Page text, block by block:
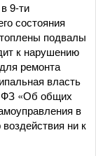
9-ти
состояния
подвалы
к нарушению
ремонта
власть
ФЗ «Об общих
в
ни к